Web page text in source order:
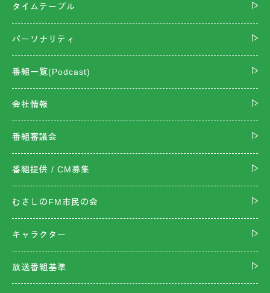
タイムテーブル
パーソナリティ
番組一覧(Podcast)
会社情報
番組審議会
番組提供 / CM募集
むさしのFM市民の会
キャラクター
放送番組基準